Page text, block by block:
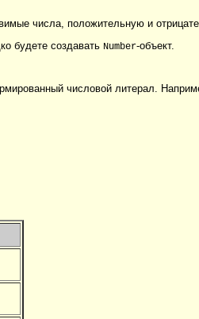
числа, положительную и
будете создавать Number-объект.
числовой литерал.